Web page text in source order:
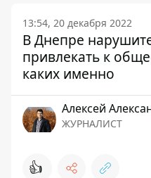
13:54, 20 декабря 2022
В Днепре
привлекать к
каких именно
Алексей
ЖУРНАЛИСТ
👍